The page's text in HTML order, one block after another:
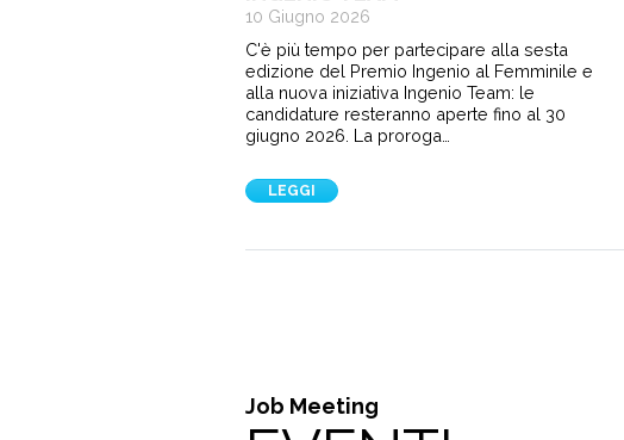
10 Giugno 2026
C'è più tempo per partecipare alla sesta
edizione del Premio Ingenio al Femminile e
alla nuova iniziativa Ingenio Team: le
candidature resteranno aperte fino al 30
giugno 2026. La proroga…
LEGGI
Job Meeting